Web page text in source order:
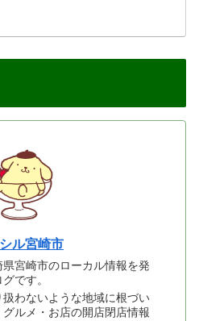
ル宮崎市
宮崎市のローカル情報を発
です。
わないような地域に根づい
ルメ・お店の開店閉店情報